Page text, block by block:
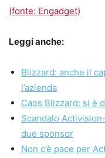
(fonte: Engadget)
Leggi anche:
Blizzard: anche il
l’azienda
Caos Blizzard: si è
Scandalo
due sponsor
Non c’è pace per